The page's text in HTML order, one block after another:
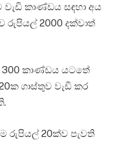
වැඩි කාණ්ඩය සඳහා අය
රුපියල් 2000 දක්වාත්
300 කාණ්ඩය යටතේ
ගාස්තුව වැඩි කර
රුපියල් 20ක්ව පැවති